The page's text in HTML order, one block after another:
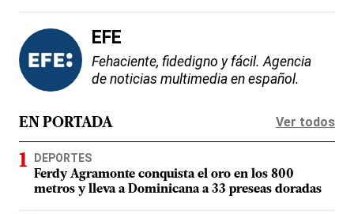
EFE
Fehaciente, fidedigno y fácil. Agencia
de noticias multimedia en español.
EN PORTADA Ver todos
DEPORTES
Ferdy Agramonte conquista el oro en los 800
metros y lleva a Dominicana a 33 preseas doradas